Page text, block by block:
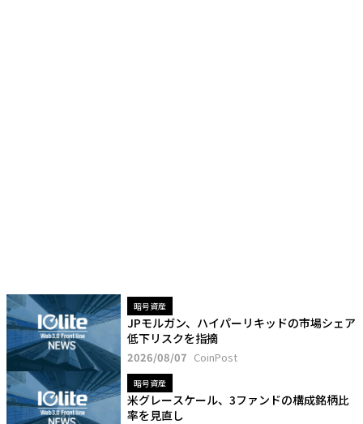
暗号資産
JPモルガン、ハイパーリキッドの市場シェア
低下リスクを指摘
2026/08/07 CoinPost
暗号資産
米グレースケール、3ファンドの構成銘柄比
率を見直し